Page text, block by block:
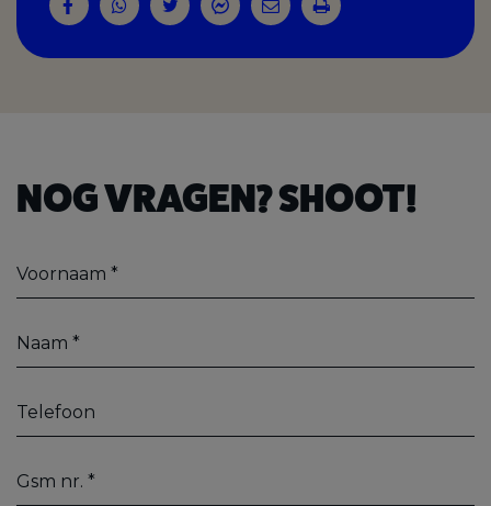
NOG VRAGEN? SHOOT!